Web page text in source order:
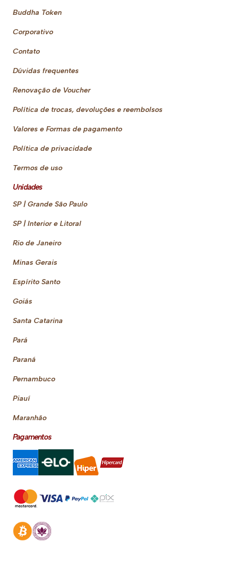
Buddha Token
Corporativo
Contato
Dúvidas frequentes
Renovação de Voucher
Política de trocas, devoluções e reembolsos
Valores e Formas de pagamento
Política de privacidade
Termos de uso
Unidades
SP | Grande São Paulo
SP | Interior e Litoral
Rio de Janeiro
Minas Gerais
Espírito Santo
Goiás
Santa Catarina
Pará
Paraná
Pernambuco
Piauí
Maranhão
Pagamentos